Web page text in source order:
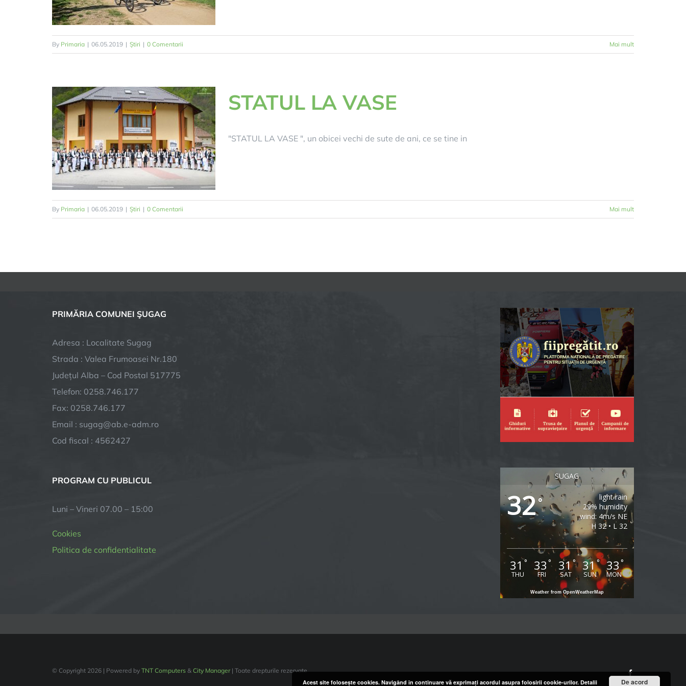
By Primaria | 06.05.2019 | Știri | 0 Comentarii Mai mult
STATUL LA VASE
"STATUL LA VASE ", un obicei vechi de sute de ani, ce se tine in
By Primaria | 06.05.2019 | Știri | 0 Comentarii Mai mult
PRIMĂRIA COMUNEI ŞUGAG
Adresa : Localitate Sugag
Strada : Valea Frumoasei Nr.180
Județul Alba – Cod Postal 517775
Telefon: 0258.746.177
Fax: 0258.746.177
Email : sugag@ab.e-adm.ro
Cod fiscal : 4562427
PROGRAM CU PUBLICUL
Luni – Vineri 07.00 – 15:00
Cookies
Politica de confidentialitate
SUGAG
32°
light rain
29% humidity
wind: 4m/s NE
H 32 • L 32
31°
THU
33 °
FRI
31°
SAT
31°
SUN
33°
MON
Weather from OpenWeatherMap
© Copyright 2026 | Powered by TNT Computers & City Manager| Toate drepturile rezervate Facebook
Acest site foloseşte cookies. Navigând în continuare vă exprimaţi acordul asupra folosirii cookie-urilor. Detalii De acord